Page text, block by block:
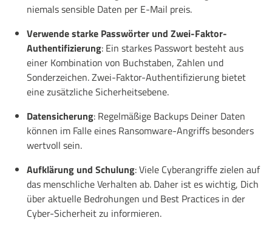
niemals sensible Daten per E-Mail preis.
Verwende starke Passwörter und Zwei-Faktor-
Authentifizierung: Ein starkes Passwort besteht aus
einer Kombination von Buchstaben, Zahlen und
Sonderzeichen. Zwei-Faktor-Authentifizierung bietet
eine zusätzliche Sicherheitsebene.
Datensicherung: Regelmäßige Backups Deiner Daten
können im Falle eines Ransomware-Angriffs besonders
wertvoll sein.
Aufklärung und Schulung: Viele Cyberangriffe zielen auf
das menschliche Verhalten ab. Daher ist es wichtig, Dich
über aktuelle Bedrohungen und Best Practices in der
Cyber-Sicherheit zu informieren.